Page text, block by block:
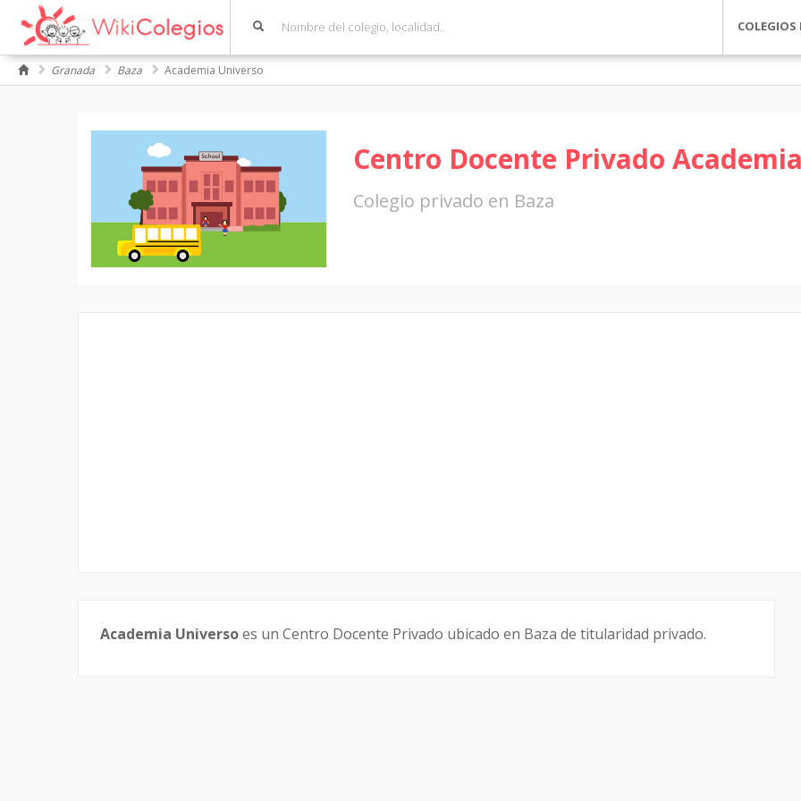
Granada Baza Academia Universo
Centro Docente Privado
Colegio privado en Baza
Academia Universoes un Centro Docente Privado ubicado en Baza de titularidad privado.